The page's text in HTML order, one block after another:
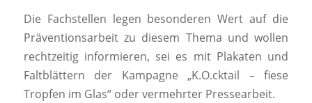
Die Fachstellen legen besonderen Wert auf die
Präventionsarbeit zu diesem Thema und wollen
rechtzeitig informieren, sei es mit Plakaten und
Faltblättern der Kampagne „K.O.cktail – fiese
Tropfen im Glas“ oder vermehrter Pressearbeit.